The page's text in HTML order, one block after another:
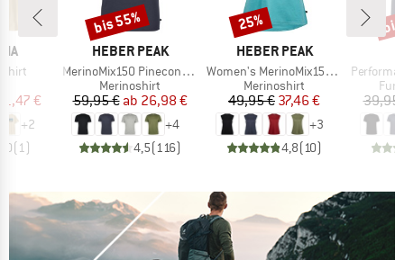
Shirt
Preis
€
+2
(1)
MARKE
HEBER PEAK
Artikel
MerinoMix150 PineconeHe. II T-Shirt
Produktgruppe
Merinoshirt
Preis
59,95 € reduzierter Preis
ab 26,98 €
+4
4,5(116)
Rabatt
bis 55%
MARKE
HEBER PEAK
Artikel
Women's MerinoMix150 PineconeHe. Loose Tank
Produktgruppe
Merinoshirt
Preis
49,95 €reduzierter Preis
37,46 €
+3
4,8(10)
Rabatt
25%
Artikel
39,95